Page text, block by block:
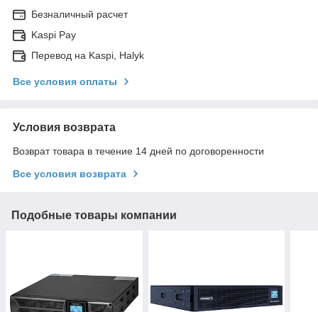
Безналичный расчет
Kaspi Pay
Перевод на Kaspi, Halyk
Все условия оплаты
Условия возврата
Возврат товара в течение 14 дней по договоренности
Все условия возврата
Подобные товары компании